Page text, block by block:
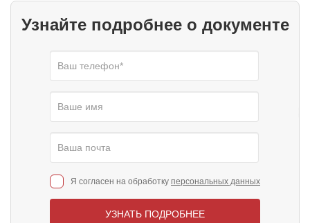
Узнайте подробнее о документе
Я согласен на обработку персональных данных
УЗНАТЬ ПОДРОБНЕЕ